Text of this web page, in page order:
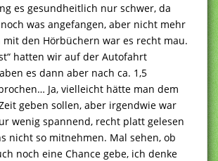
es gesundheitlich nur schwer, da
was angefangen, aber nicht mehr
mit den Hörbüchern war es recht mau.
hatten wir auf der Autofahrt
es dann aber nach ca. 1,5
Ja, vielleicht hätte man dem
geben sollen, aber irgendwie war
wenig spannend, recht platt gelesen
nicht so mitnehmen. Mal sehen, ob
noch eine Chance gebe, ich denke